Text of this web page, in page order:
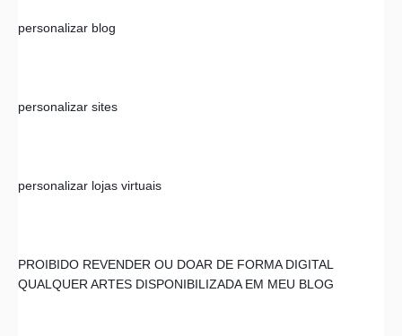
personalizar blog
personalizar sites
personalizar lojas virtuais
PROIBIDO REVENDER OU DOAR DE FORMA DIGITAL
QUALQUER ARTES DISPONIBILIZADA EM MEU BLOG